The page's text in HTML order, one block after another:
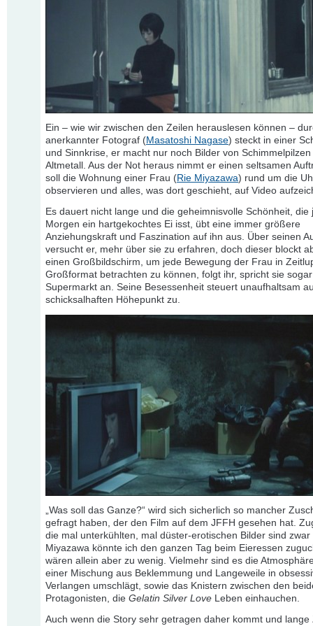
Ein – wie wir zwischen den Zeilen herauslesen können –
anerkannter Fotograf (Masatoshi Nagase) steckt in einer
und Sinnkrise, er macht nur noch Bilder von
Altmetall. Aus der Not heraus nimmt er einen seltsamen
soll die Wohnung einer Frau (Rie Miyazawa) rund um die
observieren und alles, was dort geschieht, auf Video
Es dauert nicht lange und die geheimnisvolle Schönheit, die
Morgen ein hartgekochtes Ei isst, übt eine immer größere
Anziehungskraft und Faszination auf ihn aus. Über seinen
versucht er, mehr über sie zu erfahren, doch dieser blockt
einen Großbildschirm, um jede Bewegung der Frau in
Großformat betrachten zu können, folgt ihr, spricht sie
Supermarkt an. Seine Besessenheit steuert unaufhaltsam
schicksalhaften Höhepunkt zu.
„Was soll das Ganze?“ wird sich sicherlich so mancher
gefragt haben, der den Film auf dem JFFH gesehen hat.
die mal unterkühlten, mal düster-erotischen Bilder sind zwar
Miyazawa könnte ich den ganzen Tag beim Eieressen
wären allein aber zu wenig. Vielmehr sind es die
einer Mischung aus Beklemmung und Langeweile in
Verlangen umschlägt, sowie das Knistern zwischen den
Protagonisten, die Gelatin Silver Love Leben einhauchen.
Auch wenn die Story sehr getragen daher kommt und lange